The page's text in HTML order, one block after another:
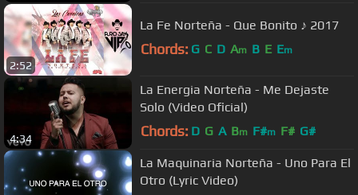
2:52
La Fe Norteña - Que Bonito ♪ 2017
Chords: G C D Am B E Em
4:34
La Energia Norteña - Me Dejaste
Solo (Video Oficial)
Chords: D G A Bm F#m F# G#
La Maquinaria Norteña - Uno Para El
Otro (Lyric Video)